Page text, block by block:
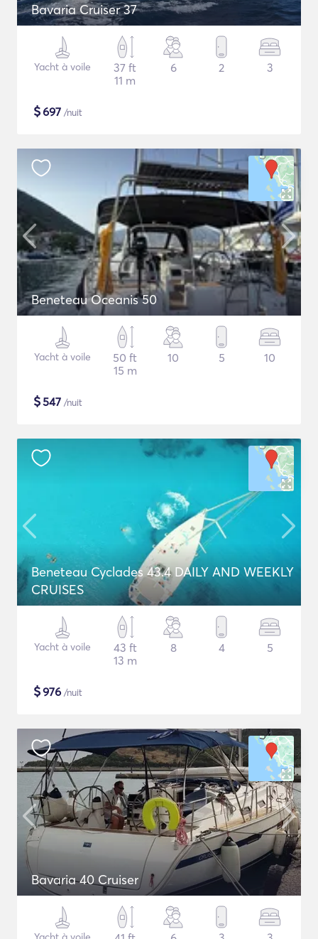
Bavaria Cruiser 37
Yacht à voile
37 ft
11 m
6 2 3
$697 /nuit
Beneteau Oceanis 50
Yacht à voile
50 ft
15 m
10 5 10
$547 /nuit
Beneteau Cyclades 43.4 DAILY AND WEEKLY
CRUISES
Yacht à voile
43 ft
13 m
8 4 5
$976 /nuit
Bavaria 40 Cruiser